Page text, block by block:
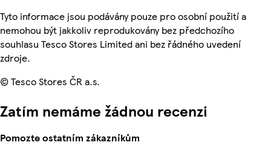
Tyto informace jsou podávány pouze pro osobní použití a
nemohou být jakkoliv reprodukovány bez předchozího
souhlasu Tesco Stores Limited ani bez řádného uvedení
zdroje.
© Tesco Stores ČR a.s.
Zatím nemáme žádnou recenzi
Pomozte ostatním zákazníkům